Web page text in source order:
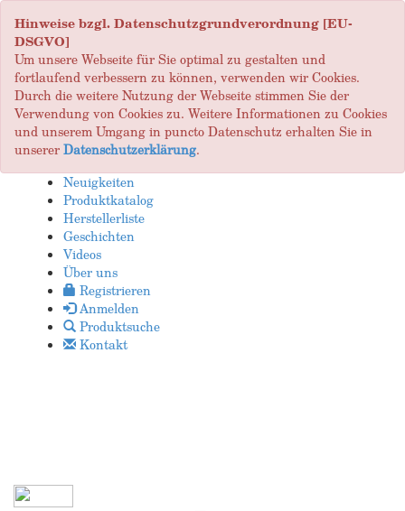
Hinweise bzgl. Datenschutzgrundverordnung [EU-
DSGVO]
Um unsere Webseite für Sie optimal zu gestalten und
fortlaufend verbessern zu können, verwenden wir Cookies.
Durch die weitere Nutzung der Webseite stimmen Sie der
Verwendung von Cookies zu. Weitere Informationen zu Cookies
und unserem Umgang in puncto Datenschutz erhalten Sie in
unsererDatenschutzerklärung.
Neuigkeiten
Produktkatalog
Herstellerliste
Geschichten
Videos
Über uns
Registrieren
Anmelden
Produktsuche
Kontakt